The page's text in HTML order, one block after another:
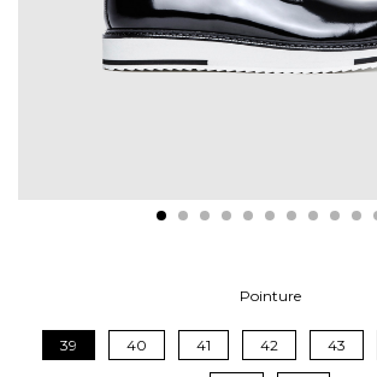
Pointure
39 40 41 42 43